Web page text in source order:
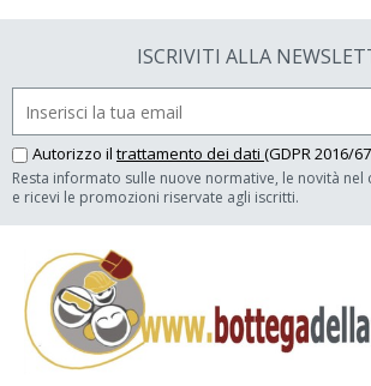
ISCRIVITI ALLA
Autorizzo il trattamento dei dati (GDPR 2016/
Resta informato sulle nuove normative, le novità nel
e ricevi le promozioni riservate agli iscritti.